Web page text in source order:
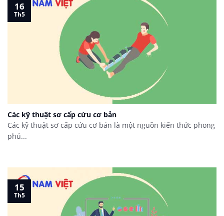
Các kỹ thuật sơ cấp cứu cơ bản
Các kỹ thuật sơ cấp cứu cơ bản là một nguồn kiến thức phong
phú...
16
Th5
15
Th5